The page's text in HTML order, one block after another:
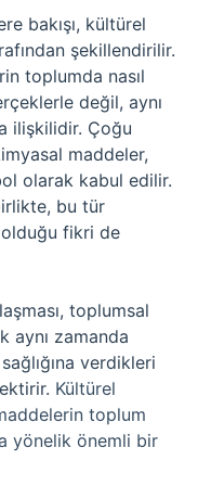
bakışı, kültürel
şekillendirilir.
toplumda nasıl
değil, aynı
ilişkilidir. Çoğu
maddeler,
olarak kabul edilir.
bu tür
fikri de
toplumsal
aynı zamanda
verdikleri
Kültürel
toplum
yönelik önemli bir